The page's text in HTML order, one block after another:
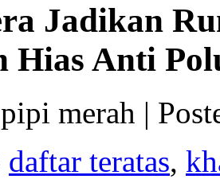
Jadikan
Hias Anti
pipi merah |
daftar teratas,